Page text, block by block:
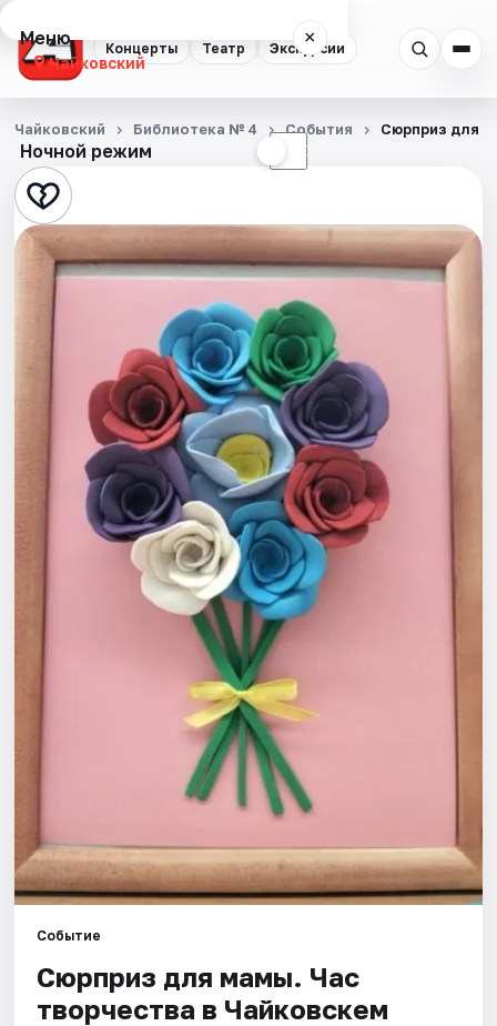
Концерты Театр Экскурсии
Меню ×
Чайковский
Концерты
Театр
Экскурсии
События
Города
Площадки
Артисты
Рейтинги
Ночной режим ☾
Чайковский Библиотека № 4 События Сюрприз для
Событие
Сюрприз для мамы. Час
творчества в Чайковскем